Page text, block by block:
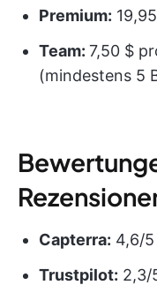
Premium:
Team: 7,50 $
(mindestens 5
Capterra: 4,6/
Trustpilot: 2,3/